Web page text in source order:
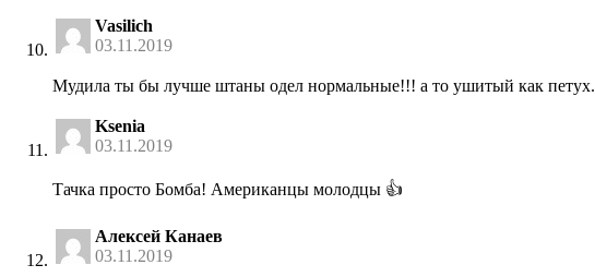
Vasilich
03.11.2019
Мудила ты бы лучше штаны одел нормальные!!! а то ушитый как петух.
Ksenia
03.11.2019
Тачка просто Бомба! Американцы молодцы 👍
Алексей Канаев
03.11.2019